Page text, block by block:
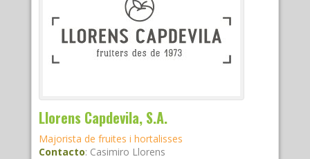
Llorens Capdevila, S.A.
Majorista de fruites i hortalisses
Contacto: Casimiro Llorens